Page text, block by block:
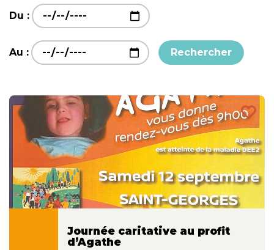
Du :
Au : Rechercher
Journée caritative au profit
d’Agathe